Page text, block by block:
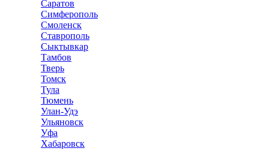
Саратов
Симферополь
Смоленск
Ставрополь
Сыктывкар
Тамбов
Тверь
Томск
Тула
Тюмень
Улан-Удэ
Ульяновск
Уфа
Хабаровск